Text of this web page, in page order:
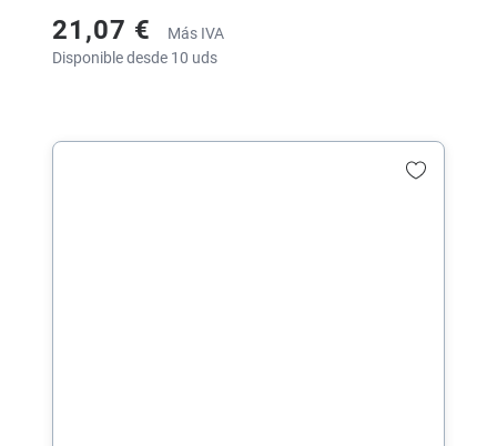
21,07 €
Más IVA
Disponible desde 10 uds